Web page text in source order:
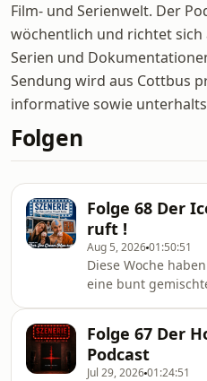
Film- und Serienwelt. Der
wöchentlich und richtet sich
Serien und
Sendung wird aus Cottbus
informative sowie
Folgen
Folge 68 Der
ruft !
Aug 5, 202601:50:51
Diese Woche
eine bunt
sowohl der Live-
,als auch dem
Folge 67 Der
Podcast
Jul 29, 202601:24:51